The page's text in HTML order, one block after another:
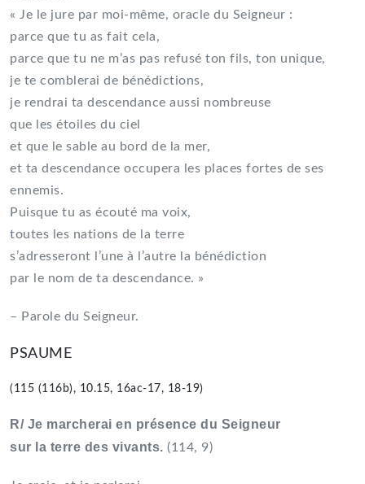
« Je le jure par moi-même, oracle du Seigneur :
parce que tu as fait cela,
parce que tu ne m’as pas refusé ton fils, ton unique,
je te comblerai de bénédictions,
je rendrai ta descendance aussi nombreuse
que les étoiles du ciel
et que le sable au bord de la mer,
et ta descendance occupera les places fortes de ses
ennemis.
Puisque tu as écouté ma voix,
toutes les nations de la terre
s’adresseront l’une à l’autre la bénédiction
par le nom de ta descendance. »
– Parole du Seigneur.
PSAUME
(115 (116b), 10.15, 16ac-17, 18-19)
R/ Je marcherai en présence du Seigneur
sur la terre des vivants. (114, 9)